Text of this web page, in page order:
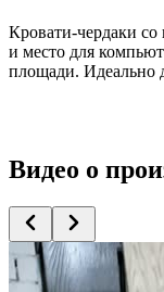
Кровати-чердаки
и место для
площади. Идеально
Видео о